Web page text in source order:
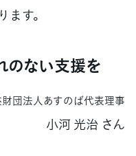
す。
のない支援を
団法人あすのば代表理事
小河 光治 さん